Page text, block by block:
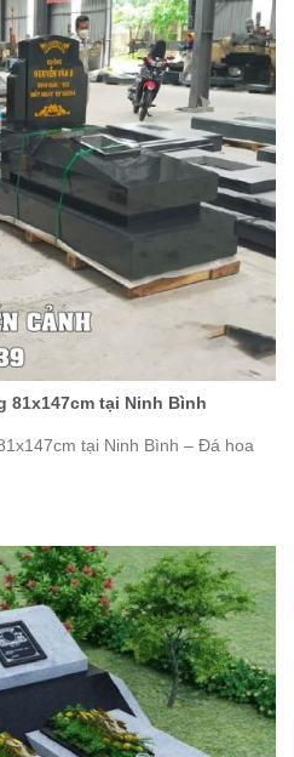
81x147cm tại Ninh Bình
tại Ninh Bình – Đá hoa